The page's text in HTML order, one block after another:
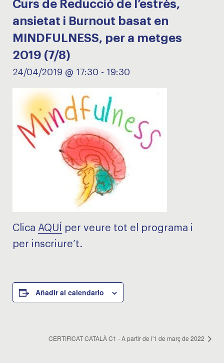
Curs de Reducció de l’estrès,
ansietat i Burnout basat en
MINDFULNESS, per a metges
2019 (7/8)
24/04/2019 @ 17:30 - 19:30
Clica AQUÍ
per veure tot el programa i
per inscriure’t.
Añadir al calendario
CERTIFICAT CATALÀ C1 - A partir de l'1 de març de 2022